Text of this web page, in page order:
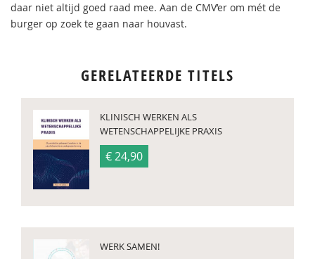
daar niet altijd goed raad mee. Aan de CMV’er om mét de
burger op zoek te gaan naar houvast.
GERELATEERDE TITELS
KLINISCH WERKEN ALS
WETENSCHAPPELIJKE PRAXIS
€ 24,90
WERK SAMEN!